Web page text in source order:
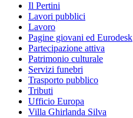
Il Pertini
Lavori pubblici
Lavoro
Pagine giovani ed Eurodesk
Partecipazione attiva
Patrimonio culturale
Servizi funebri
Trasporto pubblico
Tributi
Ufficio Europa
Villa Ghirlanda Silva